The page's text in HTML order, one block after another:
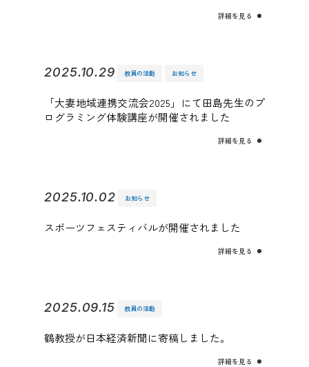
詳細を見る
2025.10.29 教員の活動 お知らせ
「大妻地域連携交流会2025」にて田島先生のプ
ログラミング体験講座が開催されました
詳細を見る
2025.10.02 お知らせ
スポーツフェスティバルが開催されました
詳細を見る
2025.09.15 教員の活動
鶴教授が日本経済新聞に寄稿しました。
詳細を見る